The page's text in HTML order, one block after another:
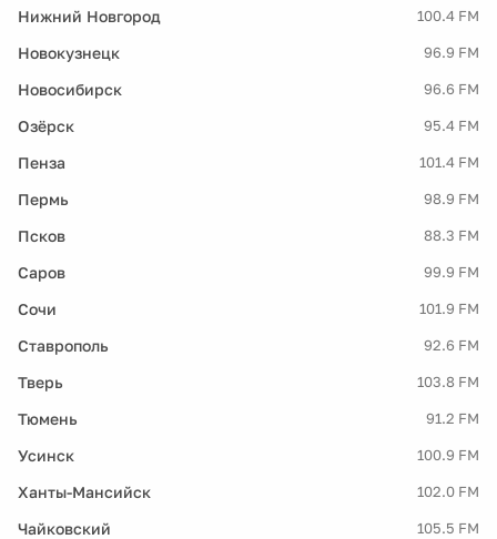
Нижний Новгород 100.4 FM
Новокузнецк 96.9 FM
Новосибирск 96.6 FM
Озёрск 95.4 FM
Пенза 101.4 FM
Пермь 98.9 FM
Псков 88.3 FM
Саров 99.9 FM
Сочи 101.9 FM
Ставрополь 92.6 FM
Тверь 103.8 FM
Тюмень 91.2 FM
Усинск 100.9 FM
Ханты-Мансийск 102.0 FM
Чайковский 105.5 FM